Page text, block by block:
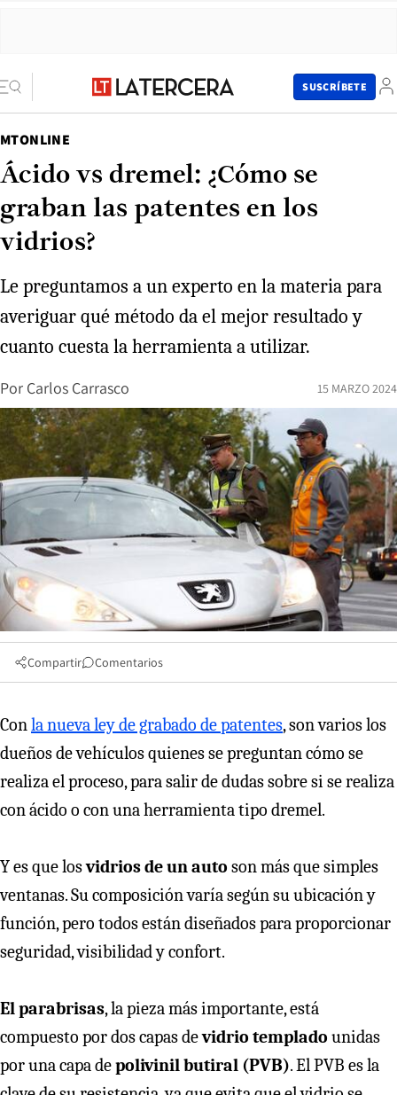
SUSCRÍBETE
MTONLINE
Ácido vs dremel: ¿Cómo se
graban las patentes en los
vidrios?
Le preguntamos a un experto en la materia para
averiguar qué método da el mejor resultado y
cuanto cuesta la herramienta a utilizar.
Por Carlos Carrasco 15 MARZO 2024
Compartir Comentarios
Conla nueva ley de grabado de patentes, son varios los
dueños de vehículos quienes se preguntan cómo se
realiza el proceso, para salir de dudas sobre si se realiza
con ácido o con una herramienta tipo dremel.
Y es que losvidrios de un auto son más que simples
ventanas. Su composición varía según su ubicación y
función, pero todos están diseñados para proporcionar
seguridad, visibilidad y confort.
El parabrisas, la pieza más importante, está
compuesto por dos capas devidrio templado unidas
por una capa depolivinil butiral (PVB). El PVB es la